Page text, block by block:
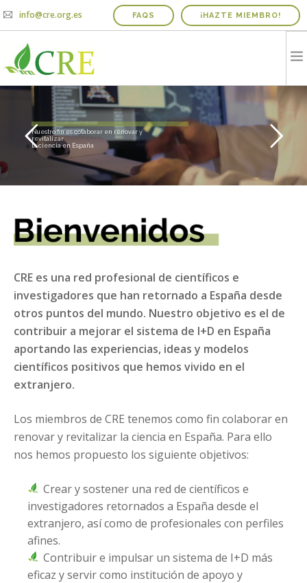
info@cre.org.es ¡HAZTE MIEMBRO!
FAQS
QUIENES SOMOS
PROYECTOS
NOTICIAS Y AGENDA
INFORME IRICIE
CONTACTO
COLABORADORES
Profesional de
Científicos Retornados a España
Nuestro fin es colaborar en renovar y
revitalizar
la ciencia en España
CRE es una red profesional de científicos e
investigadores que han retornado a España desde
otros puntos del mundo. Nuestro objetivo es el de
contribuir a mejorar el sistema de I+D en España
aportando las experiencias, ideas y modelos
científicos positivos que hemos vivido en el
extranjero.
Los miembros de CRE tenemos como fin colaborar en
renovar y revitalizar la ciencia en España. Para ello
nos hemos propuesto los siguiente objetivos:
Crear y sostener una red de científicos e
investigadores retornados a España desde el
extranjero, así como de profesionales con perfiles
afines.
Contribuir e impulsar un sistema de I+D más
eficaz y servir como institución de apoyo y